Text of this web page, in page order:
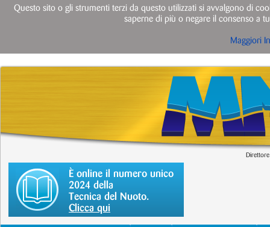
È online il numero unico
2024 della
Tecnica del Nuoto.
Clicca qui
Questo sito o gli strumenti terzi da questo utilizzati si avvalgono di
saperne di più o negare il consenso a
Maggiori